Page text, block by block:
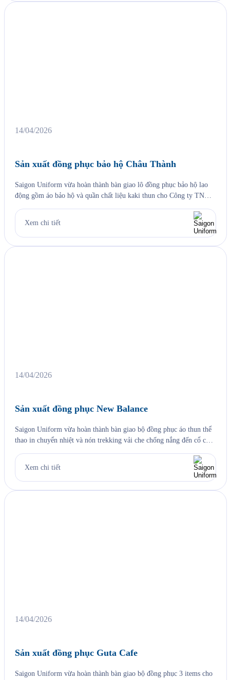
14/04/2026
Sản xuất đồng phục bảo hộ Châu Thành
Saigon Uniform vừa hoàn thành bàn giao lô đồng phục bảo hộ lao
động gồm áo bảo hộ và quần chất liệu kaki thun cho Công ty TNHH
những thương nhân phân phối xăng dầu lớn tại khu vực phía Nam
Xem chi tiết
14/04/2026
Sản xuất đồng phục New Balance
Saigon Uniform vừa hoàn thành bàn giao bộ đồng phục áo thun thể
thao in chuyển nhiệt và nón trekking vải che chống nắng đến cổ cho
được thành lập từ năm 1906 tại Boston, một trong những thương
hiệu thể thao […]
Xem chi tiết
14/04/2026
Sản xuất đồng phục Guta Cafe
Saigon Uniform vừa hoàn thành bàn giao bộ đồng phục 3 items cho